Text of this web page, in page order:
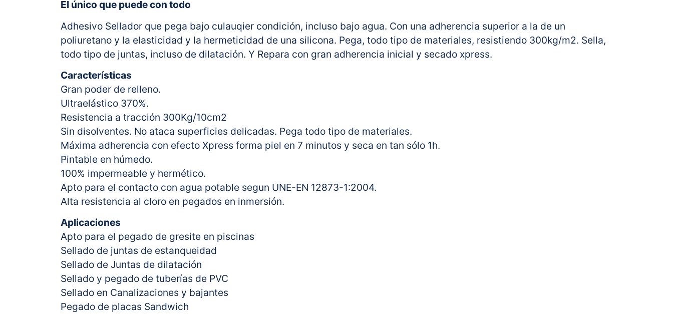
El único que puede con todo
Adhesivo Sellador que pega bajo culauqier condición, incluso bajo agua. Con una adherencia superior a la de un
poliuretano y la elasticidad y la hermeticidad de una silicona. Pega, todo tipo de materiales, resistiendo 300kg/m2. Sella,
todo tipo de juntas, incluso de dilatación. Y Repara con gran adherencia inicial y secado xpress.
Características
Gran poder de relleno.
Ultraelástico 370%.
Resistencia a tracción 300Kg/10cm2
Sin disolventes. No ataca superficies delicadas. Pega todo tipo de materiales.
Máxima adherencia con efecto Xpress forma piel en 7 minutos y seca en tan sólo 1h.
Pintable en húmedo.
100% impermeable y hermético.
Apto para el contacto con agua potable segun UNE-EN 12873-1:2004.
Alta resistencia al cloro en pegados en inmersión.
Aplicaciones
Apto para el pegado de gresite en piscinas
Sellado de juntas de estanqueidad
Sellado de Juntas de dilatación
Sellado y pegado de tuberías de PVC
Sellado en Canalizaciones y bajantes
Pegado de placas Sandwich